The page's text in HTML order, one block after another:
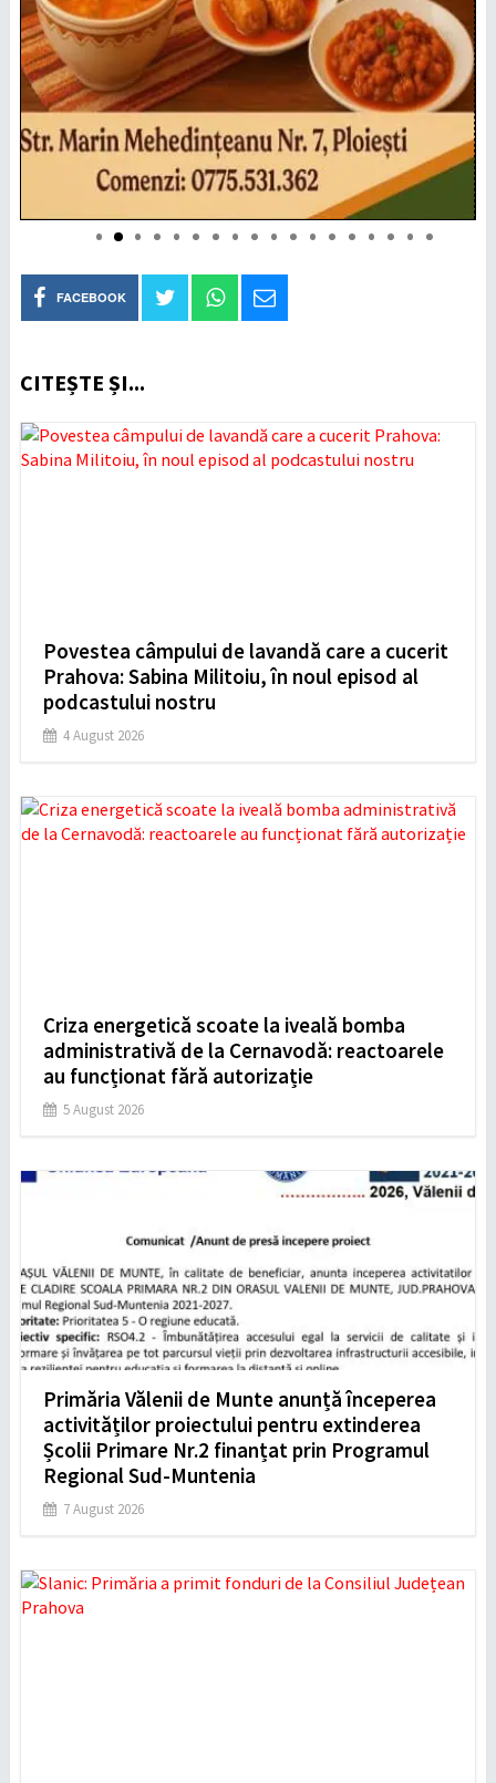
FACEBOOK
CITEȘTE ȘI...
Povestea câmpului de lavandă care a cucerit
Prahova: Sabina Militoiu, în noul episod al
podcastului nostru
4 August 2026
Criza energetică scoate la iveală bomba
administrativă de la Cernavodă: reactoarele
au funcționat fără autorizație
5 August 2026
Primăria Vălenii de Munte anunță începerea
activităților proiectului pentru extinderea
Școlii Primare Nr.2 finanțat prin Programul
Regional Sud-Muntenia
7 August 2026